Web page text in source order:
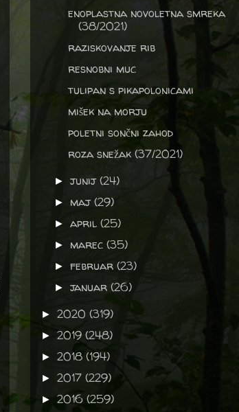
enoplastna novoletna smreka
(38/2021)
raziskovanje rib
resnobni muc
tulipan s pikapolonicami
mišek na morju
poletni sončni zahod
roza snežak (37/2021)
►junij(24)
► maj(29)
►april(25)
► marec(35)
►februar(23)
►januar(26)
► 2020 (319)
► 2019 (248)
► 2018 (194)
► 2017 (229)
► 2016 (259)